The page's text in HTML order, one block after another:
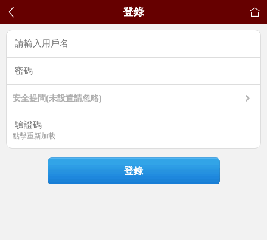
登錄
安全提問(未設置請忽略)
點擊重新加載
登錄